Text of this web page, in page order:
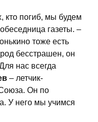
кто погиб, мы будем
газеты. –
тоже есть
бесстрашен, он
нас всегда
– летчик-
Он по
У него мы учимся